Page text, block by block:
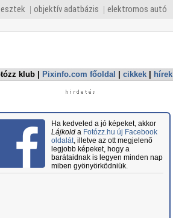
objektív adatbázis elektromos autó
klub Pixinfo.com főoldal cikkek hírek
Ha kedveled a jó képeket, akkor
Lájkolda Fotózz.hu új Facebook
oldalát, illetve az ott megjelenő
legjobb képeket, hogy a
barátaidnak is legyen minden nap
miben gyönyörködniük.